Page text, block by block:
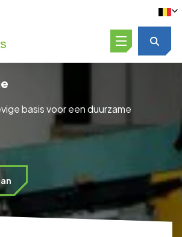
Open menu
basis voor een duurzame